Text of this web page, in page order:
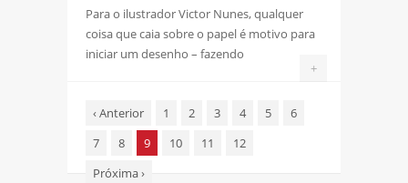
Para o ilustrador Victor Nunes, qualquer
coisa que caia sobre o papel é motivo para
iniciar um desenho – fazendo
+
‹Anterior 1 2 3 4 5
6
7
8 9 10 11
12
Próxima›